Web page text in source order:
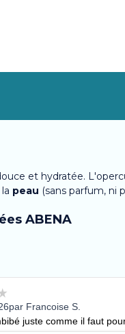
et hydratée.
peau (sans parfum, ni
ABENA